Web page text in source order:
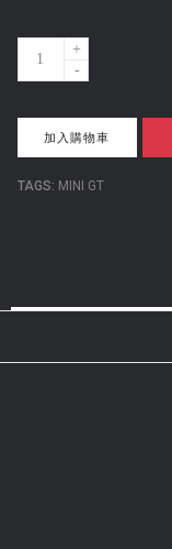
u
i
加入購物車
TAGS: MINI GT